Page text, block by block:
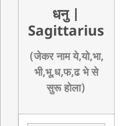
धनु
Sagittarius
(जेकर नाम ये,यो,भा,
भी,भू,ध,फ,ढ भे से
सुरू होला)